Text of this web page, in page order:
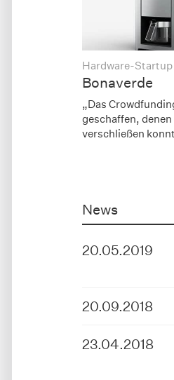
Hardware-
Bonaverde
„Das
geschaffen,
verschließen
News
20.05.2019
20.09.2018
23.04.2018